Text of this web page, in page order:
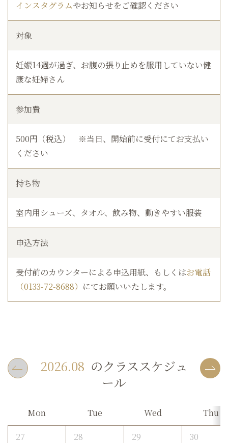
インスタグラムやお知らせをご確認ください
対象
妊娠14週が過ぎ、お腹の張り止めを服用していない健
康な妊婦さん
参加費
500円（税込） ※当日、開始前に受付にてお支払い
ください
持ち物
室内用シューズ、タオル、飲み物、動きやすい服装
申込方法
受付前のカウンターによる申込用紙、もしくはお電話
（0133-72-8688） にてお願いいたします。
2026.08 のクラススケジュ
ール
Mon Tue Wed Thu
27 28 29 30